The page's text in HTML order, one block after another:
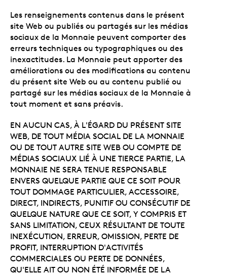
Les renseignements contenus dans le présent
site Web ou publiés ou partagés sur les médias
sociaux de la Monnaie peuvent comporter des
erreurs techniques ou typographiques ou des
inexactitudes. La Monnaie peut apporter des
améliorations ou des modifications au contenu
du présent site Web ou au contenu publié ou
partagé sur les médias sociaux de la Monnaie à
tout moment et sans préavis.
EN AUCUN CAS, À L'ÉGARD DU PRÉSENT SITE
WEB, DE TOUT MÉDIA SOCIAL DE LA MONNAIE
OU DE TOUT AUTRE SITE WEB OU COMPTE DE
MÉDIAS SOCIAUX LIÉ À UNE TIERCE PARTIE, LA
MONNAIE NE SERA TENUE RESPONSABLE
ENVERS QUELQUE PARTIE QUE CE SOIT POUR
TOUT DOMMAGE PARTICULIER, ACCESSOIRE,
DIRECT, INDIRECTS, PUNITIF OU CONSÉCUTIF DE
QUELQUE NATURE QUE CE SOIT, Y COMPRIS ET
SANS LIMITATION, CEUX RÉSULTANT DE TOUTE
INEXÉCUTION, ERREUR, OMISSION, PERTE DE
PROFIT, INTERRUPTION D'ACTIVITÉS
COMMERCIALES OU PERTE DE DONNÉES,
QU'ELLE AIT OU NON ÉTÉ INFORMÉE DE LA